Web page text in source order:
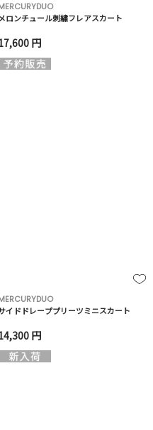
ロンチュール刺繍フレアスカート
円
イドドレーププリーツミニスカート
円